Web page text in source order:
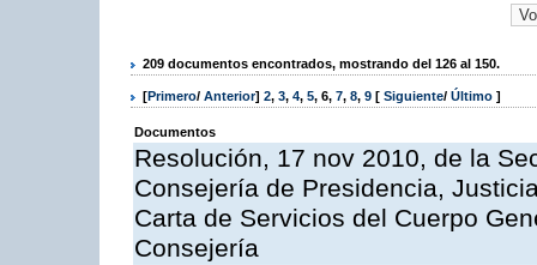
209 documentos encontrados, mostrando del 126 al 150.
[Primero/ Anterior] 2, 3, 4, 5, 6, 7, 8, 9 [ Siguiente/ Último ]
Documentos
Resolución, 17 nov 2010, de la
Consejería de Presidencia,
Carta de Servicios del Cuerpo
Consejería